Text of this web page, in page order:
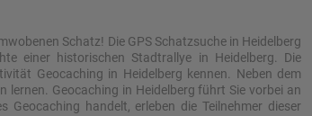
Schatz! Die GPS Schatzsuche in Heidelberg
einer historischen Stadtrallye in Heidelberg. Die
Geocaching in Heidelberg kennen. Neben dem
lernen. Geocaching in Heidelberg führt Sie vorbei an
handelt, erleben die Teilnehmer dieser